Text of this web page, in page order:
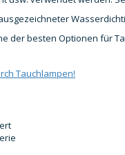
der besten Optionen für
Tauchlampen!